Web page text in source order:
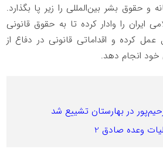
و حقوق بشر بین‌المللی را زیر پا بگذارد.
ایران را وادار کرده تا به حقوق قانونی
کرده و اقداماتی قانونی در دفاع از
خود انجام دهد.
در بهارستان تشییع شد
وعده صادق 2